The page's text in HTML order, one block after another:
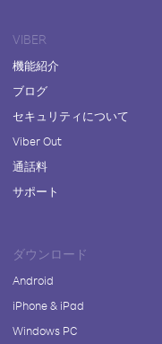
VIBER
機能紹介
ブログ
セキュリティについて
Viber Out
通話料
サポート
ダウンロード
Android
iPhone & iPad
Windows PC